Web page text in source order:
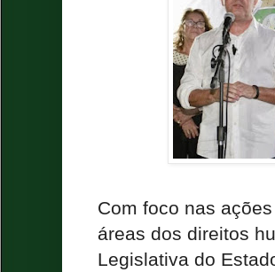
Com foco nas
áreas dos direitos
Legislativa do